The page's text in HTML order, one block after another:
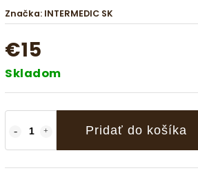
Značka: INTERMEDIC SK
€15
Skladom
Pridať do košíka